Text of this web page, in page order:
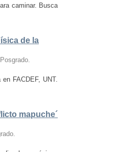
caminar. Busca
de la
FACDEF, UNT.
mapuche´